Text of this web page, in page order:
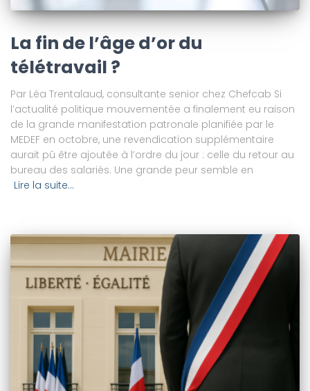
La fin de l’âge d’or du
télétravail ?
Par Léa Trentalaud, consultante senior chez Chefcab Si
l’actualité politique mouvementée a finalement eu raison
de la grande manifestation patronale planifiée par le
MEDEF en octobre, une revendication supplémentaire
aurait pû être ajoutée à l’ordre du jour : celle du retour au
bureau des salariés. Une grande peur semble en
Lire la suite…